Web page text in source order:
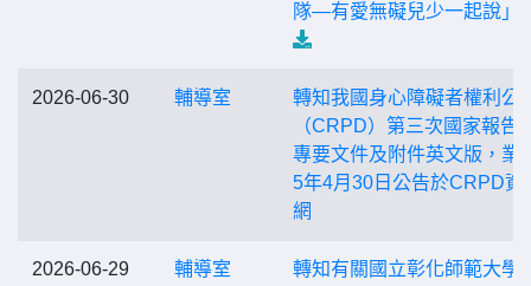
隊—有愛無礙兒少一起說」
2026-06-30 輔導室
轉知我國身心障礙者權利公
（CRPD）第三次國家報告
專要文件及附件英文版，業
5年4月30日公告於CRPD資
網
2026-06-29 輔導室
轉知有關國立彰化師範大學